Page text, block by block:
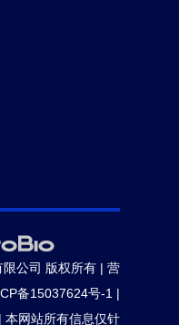
公司 版权所有 | 营
备15037624号-1 |
| 本网站所有信息仅针